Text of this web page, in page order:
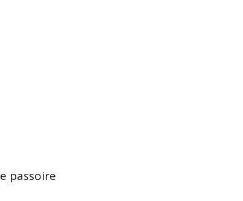
passoire